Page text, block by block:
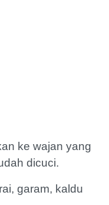
ke wajan yang
dicuci.
garam, kaldu